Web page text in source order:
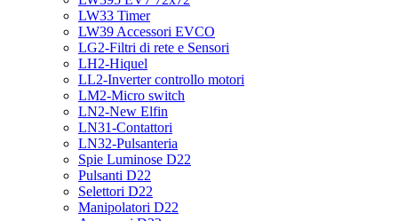
LW33 Timer
LW39 Accessori EVCO
LG2-Filtri di rete e Sensori
LH2-Hiquel
LL2-Inverter controllo motori
LM2-Micro switch
LN2-New Elfin
LN31-Contattori
LN32-Pulsanteria
Spie Luminose D22
Pulsanti D22
Selettori D22
Manipolatori D22